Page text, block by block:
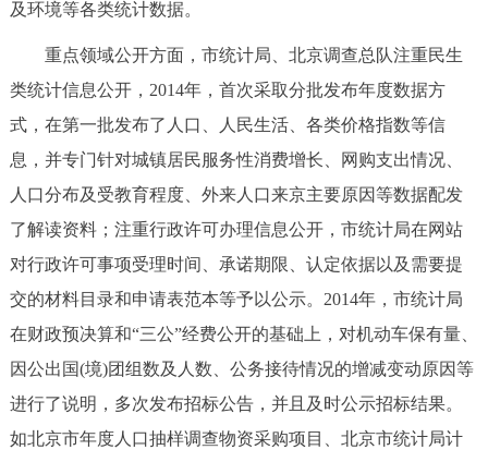
及环境等各类统计数据。
重点领域公开方面，市统计局、北京调查总队注重民生
类统计信息公开，2014年，首次采取分批发布年度数据方
式，在第一批发布了人口、人民生活、各类价格指数等信
息，并专门针对城镇居民服务性消费增长、网购支出情况、
人口分布及受教育程度、外来人口来京主要原因等数据配发
了解读资料；注重行政许可办理信息公开，市统计局在网站
对行政许可事项受理时间、承诺期限、认定依据以及需要提
交的材料目录和申请表范本等予以公示。2014年，市统计局
在财政预决算和“三公”经费公开的基础上，对机动车保有量、
因公出国(境)团组数及人数、公务接待情况的增减变动原因等
进行了说明，多次发布招标公告，并且及时公示招标结果。
如北京市年度人口抽样调查物资采购项目、北京市统计局计